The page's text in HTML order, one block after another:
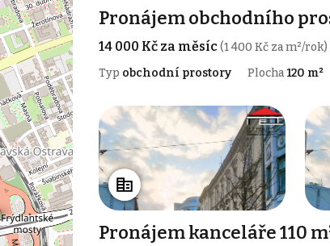
Pronájem obchodního
14 000 Kč za měsíc(1 400 Kč za m²/rok)
Typ obchodní prostory Plocha120 m²
Pronájem kanceláře 110